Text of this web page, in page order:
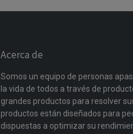
Acerca de
Somos un equipo de personas
la vida de todos a través de
grandes productos para resolver
productos están diseñados para
dispuestas a optimizar su